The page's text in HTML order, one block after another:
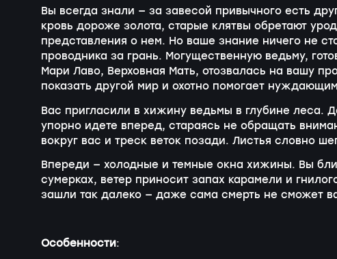
Вы всегда знали — за завесой привычного есть
кровь дороже золота, старые клятвы обретают
представления о нем. Но ваше знание ничего не
проводника за грань. Могущественную ведьму,
Мари Лаво, Верховная Мать, отозвалась на вашу
показать другой мир и охотно помогает
Вас пригласили в хижину ведьмы в глубине леса.
упорно идете вперед, стараясь не обращать
вокруг вас и треск веток позади. Листья словно
Впереди — холодные и темные окна хижины. Вы
сумерках, ветер приносит запах карамели и
зашли так далеко — даже сама смерть не сможет
Особенности: